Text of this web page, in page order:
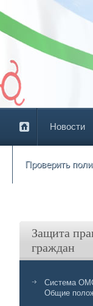
Новости
Проверить
Защита
граждан
Система
Общие